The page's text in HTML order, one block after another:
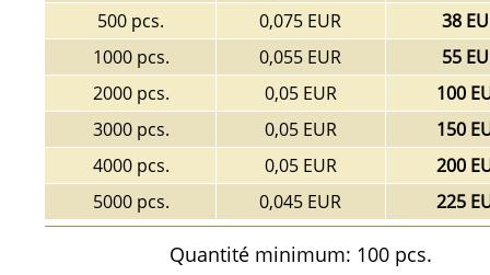
500 pcs.
0,075 EUR
38
1000 pcs.
0,055 EUR
55
2000 pcs.
0,05 EUR
100
3000 pcs.
0,05 EUR
150
4000 pcs.
0,05 EUR
200
5000 pcs.
0,045 EUR 225
Quantité minimum: 100 pcs.